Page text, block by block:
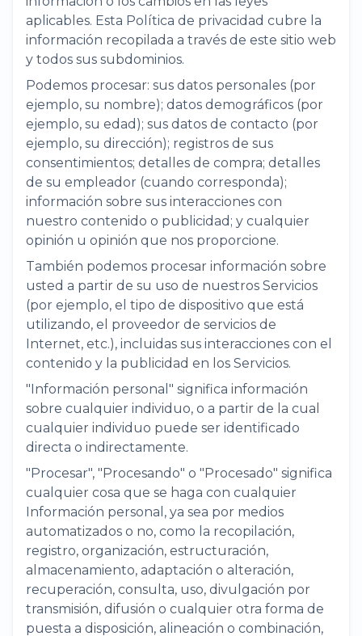
aplicables. Esta Política de privacidad cubre la
información recopilada a través de este sitio web
y todos sus subdominios.
Podemos procesar: sus datos personales (por
ejemplo, su nombre); datos demográficos (por
ejemplo, su edad); sus datos de contacto (por
ejemplo, su dirección); registros de sus
consentimientos; detalles de compra; detalles
de su empleador (cuando corresponda);
información sobre sus interacciones con
nuestro contenido o publicidad; y cualquier
opinión u opinión que nos proporcione.
También podemos procesar información sobre
usted a partir de su uso de nuestros Servicios
(por ejemplo, el tipo de dispositivo que está
utilizando, el proveedor de servicios de
Internet, etc.), incluidas sus interacciones con el
contenido y la publicidad en los Servicios.
"Información personal" significa información
sobre cualquier individuo, o a partir de la cual
cualquier individuo puede ser identificado
directa o indirectamente.
"Procesar", "Procesando" o "Procesado" significa
cualquier cosa que se haga con cualquier
Información personal, ya sea por medios
automatizados o no, como la recopilación,
registro, organización, estructuración,
almacenamiento, adaptación o alteración,
recuperación, consulta, uso, divulgación por
transmisión, difusión o cualquier otra forma de
puesta a disposición, alineación o combinación,